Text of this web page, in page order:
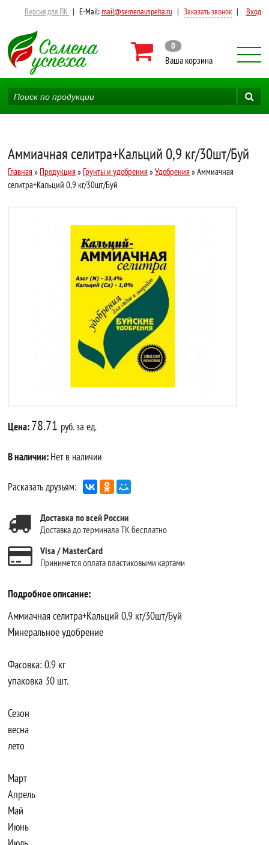
Версия для ПК | E-Mail:mail@semenauspeha.ru | Заказать звонок | Вход
0
Ваша корзина
Аммиачная селитра+Кальций 0,9 кг/30шт/Буй
Главная » Продукция » Грунты и удобрения »Удобрения » Аммиачная
селитра+Кальций 0,9 кг/30шт/Буй
Цена:78.71 руб. за ед.
В наличии:Нет в наличии
Расказать друзьям:
Доставка по всей России
Доставка до терминала ТК бесплатно
Visa / MasterCard
Принимется оплата пластиковыми картами
Подробное описание:
Аммиачная селитра+Кальций 0,9 кг/30шт/Буй
Минеральное удобрение
Фасовка: 0.9 кг
упаковка 30 шт.
Сезон
весна
лето
Март
Апрель
Май
Июнь